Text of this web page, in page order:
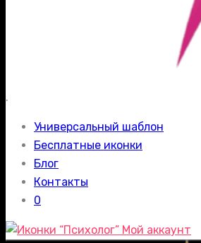
.
Универсальный шаблон
Бесплатные иконки
Блог
Контакты
0
Мой аккаунт